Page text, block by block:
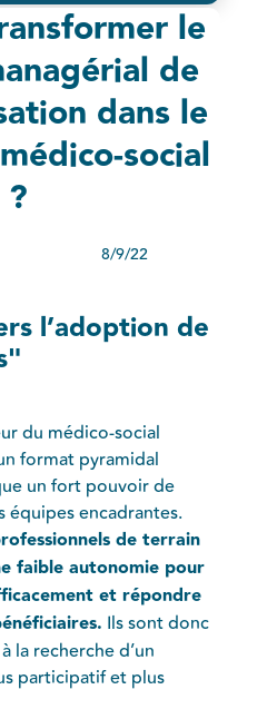
le
de
dans le
social
?
8/9/22
l’adoption de
du médico-social
format pyramidal
un fort pouvoir de
équipes encadrantes.
de terrain
faible autonomie pour
et répondre
Ils sont donc
la recherche d’un
participatif et plus